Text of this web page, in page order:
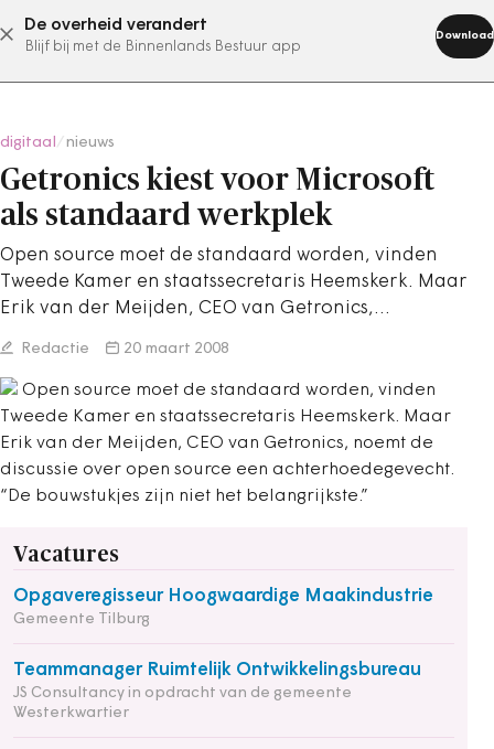
De overheid verandert
Blijf bij met de Binnenlands Bestuur app
Download
abonneer nu
digitaal nieuws
Getronics kiest voor Microsoft
als standaard werkplek
Open source moet de standaard worden, vinden
Tweede Kamer en staatssecretaris Heemskerk. Maar
Erik van der Meijden, CEO van Getronics,…
Redactie 20 maart 2008
Open source moet de standaard worden, vinden
Tweede Kamer en staatssecretaris Heemskerk. Maar
Erik van der Meijden, CEO van Getronics, noemt de
discussie over open source een achterhoedegevecht.
“De bouwstukjes zijn niet het belangrijkste.”
Vacatures
Opgaveregisseur Hoogwaardige Maakindustrie
Gemeente Tilburg
Teammanager Ruimtelijk Ontwikkelingsbureau
JS Consultancy in opdracht van de gemeente
Westerkwartier